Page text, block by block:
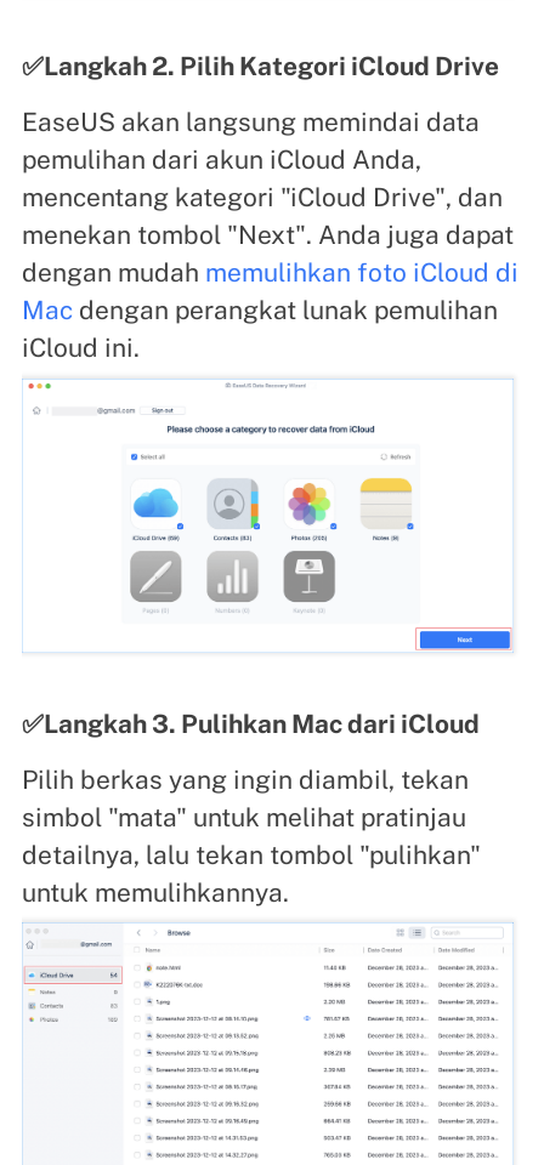
✅Langkah 2. Pilih Kategori iCloud Drive
EaseUS akan langsung memindai data
pemulihan dari akun iCloud Anda,
mencentang kategori "iCloud Drive", dan
menekan tombol "Next". Anda juga dapat
dengan mudah memulihkan foto iCloud di
Macdengan perangkat lunak pemulihan
iCloud ini.
✅Langkah 3. Pulihkan Mac dari iCloud
Pilih berkas yang ingin diambil, tekan
simbol "mata" untuk melihat pratinjau
detailnya, lalu tekan tombol "pulihkan"
untuk memulihkannya.